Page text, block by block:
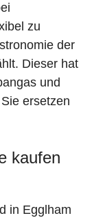
zu
der
Dieser hat
und
ersetzen
kaufen
in Egglham